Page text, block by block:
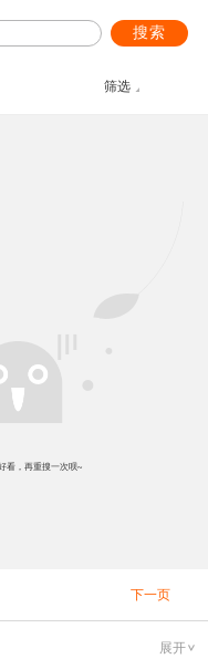
搜索
筛选
看，再重搜一次呗~
下一页
展开